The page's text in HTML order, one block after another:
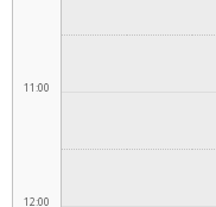
11:00
12:00